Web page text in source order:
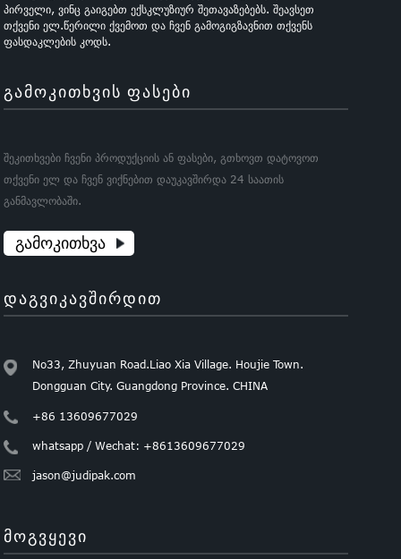
პირველი, ვინც გაიგებთ ექსკლუზიურ შეთავაზებებს. შეავსეთ
თქვენი ელ.წერილი ქვემოთ და ჩვენ გამოგიგზავნით თქვენს
ფასდაკლების კოდს.
ᲒᲐᲛᲝᲙᲘᲗᲮᲕᲘᲡ ᲤᲐᲡᲔᲑᲘ
შეკითხვები ჩვენი პროდუქციის ან ფასები, გთხოვთ დატოვოთ
თქვენი ელ და ჩვენ ვიქნებით დაუკავშირდა 24 საათის
განმავლობაში.
ᲒᲐᲛᲝᲙᲘᲗᲮᲕᲐ
ᲓᲐᲒᲕᲘᲙᲐᲕᲨᲘᲠᲓᲘᲗ
No33, Zhuyuan Road.Liao Xia Village. Houjie Town.
Dongguan City. Guangdong Province. CHINA
+86 13609677029
whatsapp / Wechat: +8613609677029
jason@judipak.com
ᲛᲝᲒᲕᲧᲔᲕᲘ